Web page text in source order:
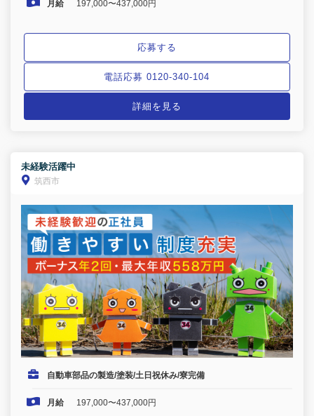
月給 197,000〜437,000円
応募する
電話応募 0120-340-104
詳細を見る
未経験活躍中
筑西市
自動車部品の製造/塗装/土日祝休み/寮完備
月給 197,000〜437,000円